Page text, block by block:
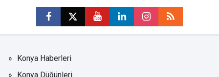
Konya Haberleri
Konya Düğünleri